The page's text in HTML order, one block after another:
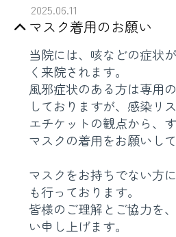
2025.06.11
マスク着用のお願い
当院には、咳などの症状
く来院されます。
風邪症状のある方は専用
しておりますが、感染リ
エチケットの観点から、
マスクの着用をお願いして
マスクをお持ちでない方
も行っております。
皆様のご理解とご協力を
い申し上げます。